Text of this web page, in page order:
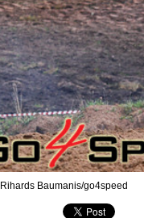
Rihards Baumanis/go4speed